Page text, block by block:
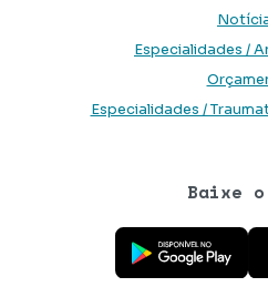
Especialidades /
Especialidades /
Baixe
Baixe o aplicativo na